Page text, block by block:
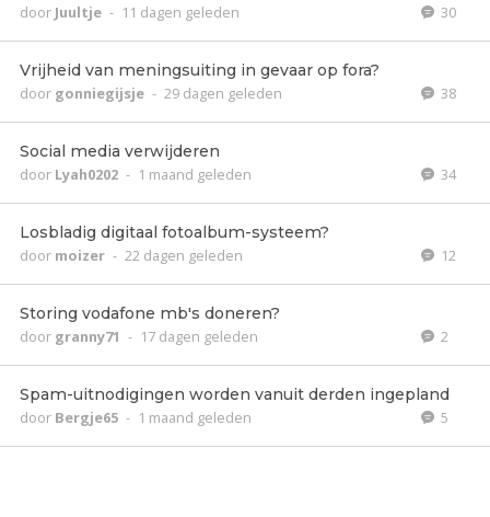
door Juultje - 11 dagen geleden 30
Vrijheid van meningsuiting in gevaar op fora?
door gonniegijsje - 29 dagen geleden 38
Social media verwijderen
door Lyah0202 - 1 maand geleden 34
Losbladig digitaal fotoalbum-systeem?
door moizer - 22 dagen geleden 12
Storing vodafone mb's doneren?
door granny71 - 17 dagen geleden 2
Spam-uitnodigingen worden vanuit derden ingepland
door Bergje65 - 1 maand geleden 5